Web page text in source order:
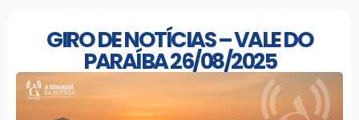
GIRO DE NOTÍCIAS – VALE DO
PARAÍBA 26/08/2025